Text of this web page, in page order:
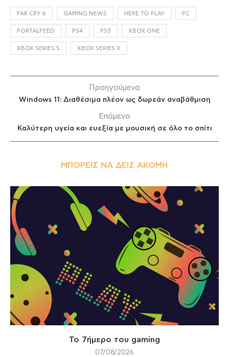
FAR CRY 6 GAMING NEWS HERE TO PLAY PC
PORTALFEED PS4 PS5 XBOX ONE
XBOX SERIES S XBOX SERIES X
Προηγούμενο
Windows 11: Διαθέσιμα πλέον ως δωρεάν αναβάθμιση
Επόμενο
Καλύτερη υγεία και ευεξία με μουσική σε όλο το σπίτι
ΜΠΟΡΕΊΣ ΝΑ ΔΕΙΣ ΑΚΌΜΗ
Το 7ήμερο του gaming
07/08/2026